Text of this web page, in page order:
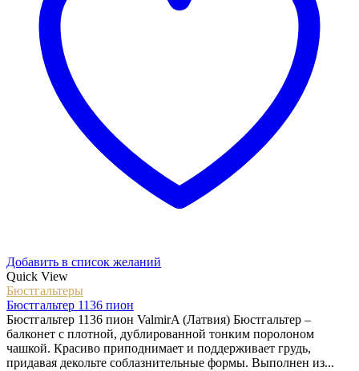
Добавить в список желаний
Quick View
Бюстгальтеры
Бюстгальтер 1136 пион
Бюстгальтер 1136 пион ValmirA (Латвия) Бюстгальтер –
балконет с плотной, дублированной тонким поролоном
чашкой. Красиво приподнимает и поддерживает грудь,
придавая декольте соблазнительные формы. Выполнен из...